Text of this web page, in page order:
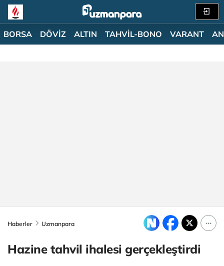
BORSA DÖVİZ ALTIN TAHVİL-BONO VARANT
Haberler Uzmanpara
Hazine tahvil ihalesi gerçekleştirdi